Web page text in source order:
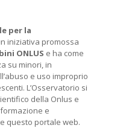
per la
iniziativa promossa
ONLUS e ha come
su minori, in
e uso improprio
L’Osservatorio si
della Onlus e
e
questo portale web.